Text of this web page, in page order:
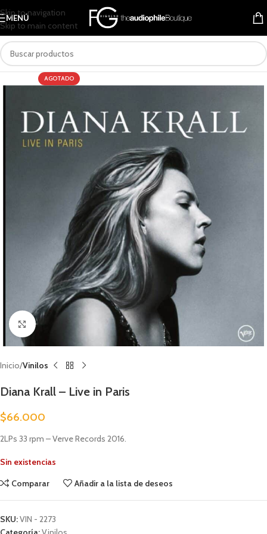
Skip to navigation
Skip to main content
MENÚ
AGOTADO
Clic para ampliar
Inicio Vinilos
Diana Krall – Live in Paris
$66.000
2LPs 33 rpm – Verve Records 2016.
Sin existencias
Comparar
Añadir a la lista de deseos
SKU:VIN - 2273